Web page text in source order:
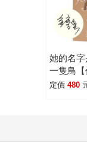
她的名
一隻鳥【
定價 480